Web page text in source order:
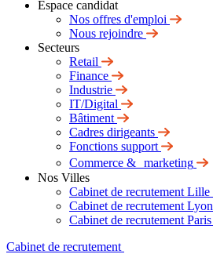
Espace candidat
Nos offres d'emploi
Nous rejoindre
Secteurs
Retail
Finance
Industrie
IT/Digital
Bâtiment
Cadres dirigeants
Fonctions support
Commerce & marketing
Nos Villes
Cabinet de recrutement Lille
Cabinet de recrutement Lyon
Cabinet de recrutement Paris
Cabinet de recrutement